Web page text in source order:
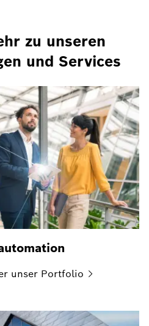
zu unseren
und Services
unser Portfolio